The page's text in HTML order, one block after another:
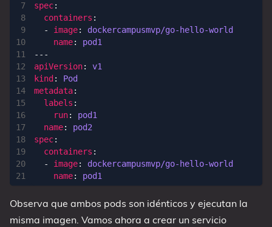
7
8
9
10
11
14
16
17
18
19
20
21
spec:
containers :
- image:
dockercampusmvp/go-hello-world
name:
pod1
---
apiVersion:
v1
kind :
Pod
metadata:
labels :
run:
pod1
name:
pod2
spec:
containers :
- image:
dockercampusmvp/go-hello-world
name: pod1
Observa que ambos pods son idénticos y ejecutan la
misma imagen. Vamos ahora a crear un servicio